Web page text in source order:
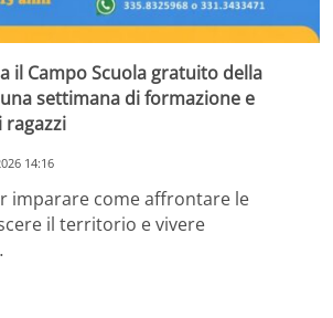
il Campo Scuola gratuito della
settimana di formazione e
14:16
imparare come affrontare le
il territorio e vivere